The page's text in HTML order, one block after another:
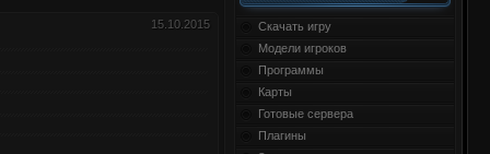
Скачать игру
Модели игроков
Программы
Карты
Готовые сервера
Плагины
15.10.2015